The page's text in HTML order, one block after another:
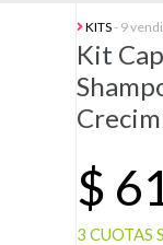
KITS- 9
Kit
$
3 CUOTAS